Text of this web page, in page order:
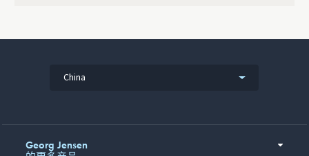
China
Georg Jensen